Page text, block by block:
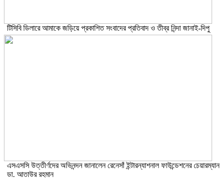
টিসিবি ডিলারে আমাকে জড়িয়ে প্রকাশিত সংবাদের প্রতিবাদ ও তীব্র নিন্দা জানাই-দিপু
এসএসসি উত্তীর্ণদের অভিনন্দন জানালেন রেনেসাঁ ইন্টারন্যাশনাল ফাউন্ডেশনের চেয়ারম্যান
ডা. আতাউর রহমান